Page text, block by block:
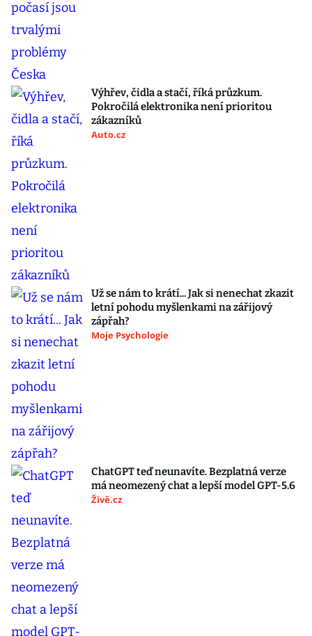
Výhřev, čidla a stačí, říká průzkum.
Pokročilá elektronika není prioritou
zákazníků
Auto.cz
Už se nám to krátí... Jak si nenechat zkazit
letní pohodu myšlenkami na zářijový
zápřah?
Moje Psychologie
ChatGPT teď neunavíte. Bezplatná verze
má neomezený chat a lepší model GPT-5.6
Živě.cz